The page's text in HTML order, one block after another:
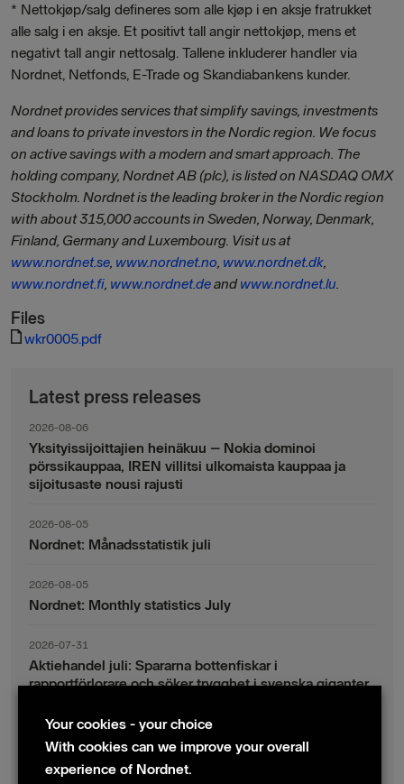
* Nettokjøp/salg defineres som alle kjøp i en aksje fratrukket
alle salg i en aksje. Et positivt tall angir nettokjøp, mens et
negativt tall angir nettosalg. Tallene inkluderer handler via
Nordnet, Netfonds, E-Trade og Skandiabankens kunder.
Nordnet provides services that simplify savings, investments
and loans to private investors in the Nordic region. We focus
on active savings with a modern and smart approach. The
holding company, Nordnet AB (plc), is listed on NASDAQ OMX
Stockholm. Nordnet is the leading broker in the Nordic region
with about 315,000 accounts in Sweden, Norway, Denmark,
Finland, Germany and Luxembourg. Visit us at
www.nordnet.se, www.nordnet.no, www.nordnet.dk,
www.nordnet.fi, www.nordnet.deandwww.nordnet.lu.
Files
wkr0005.pdf
Latest press releases
2026-08-06
Yksityissijoittajien heinäkuu – Nokia dominoi
pörssikauppaa, IREN villitsi ulkomaista kauppaa ja
sijoitusaste nousi rajusti
2026-08-05
Nordnet: Månadsstatistik juli
2026-08-05
Nordnet: Monthly statistics July
2026-07-31
Aktiehandel juli: Spararna bottenfiskar i
rapportförlorare och söker trygghet i svenska giganter
2026-07-30
Fondsparande juli: Vinsthemtagningar i teknik – men
indexsparandet ligger fast
Your cookies - your choice
With cookies can we improve your overall
experience of Nordnet.